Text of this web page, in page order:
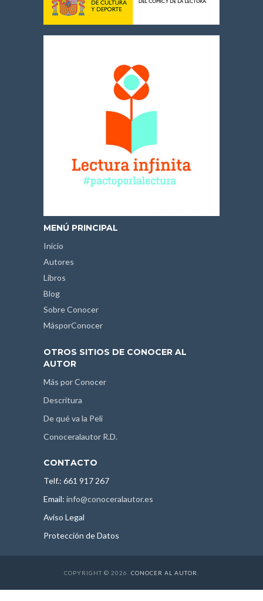
MENÚ PRINCIPAL
Inicio
Autores
Libros
Blog
Sobre Conocer
MásporConocer
OTROS SITIOS DE CONOCER AL
AUTOR
Más por Conocer
Descritura
De qué va la Peli
Conoceralautor R.D.
CONTACTO
Telf.: 661 917 267
Email: info@conoceralautor.es
Aviso Legal
Protección de Datos
COPYRIGHT © 2026. CONOCER AL AUTOR